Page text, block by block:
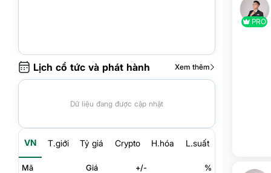
Lịch cổ tức và phát hành Xem thêm
Dữ liệu đang được cập nhật
VN T.giới Tỷ giá Crypto H.hóa L.suất
Mã Giá +/- %
PRO